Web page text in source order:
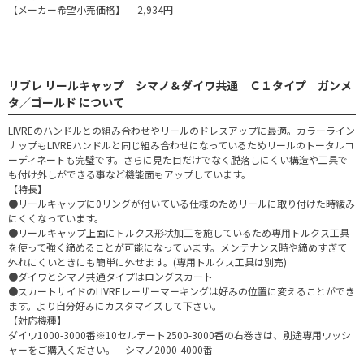
【メーカー希望小売価格】 2,934円
リブレ リールキャップ シマノ＆ダイワ共通 Ｃ１タイプ ガンメ
タ／ゴールド について
LIVREのハンドルとの組み合わせやリールのドレスアップに最適。カラーライン
ナップもLIVREハンドルと同じ組み合わせになっているためリールのトータルコ
ーディネートも完璧です。さらに見た目だけでなく脱落しにくい構造や工具で
も付け外しができる事など機能面もアップしています。
【特長】
●リールキャップに0リングが付いている仕様のためリールに取り付けた時緩み
にくくなっています。
●リールキャップ上面にトルクス形状加工を施しているため専用トルクス工具
を使って強く締めることが可能になっています。メンテナンス時や締めすぎて
外れにくいときにも簡単に外せます。(専用トルクス工具は別売)
●ダイワとシマノ共通タイプはロングスカート
●スカートサイドのLIVREレーザーマーキングは好みの位置に変えることができ
ます。より自分好みにカスタマイズして下さい。
【対応機種】
ダイワ1000-3000番※10セルテート2500-3000番の右巻きは、別途専用ワッシ
ャーをご購入ください。 シマノ2000-4000番